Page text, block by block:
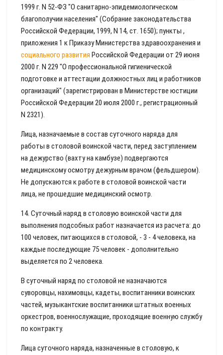
1999 г. N 52-ФЗ "О санитарно-эпидемиологическом
благополучии населения" (Собрание законодательства
Российской Федерации, 1999, N 14, ст. 1650); пункты ,
приложения 1 к Приказу Министерства здравоохранения и
социального развития Российской Федерации от 29 июня
2000 г. N 229 "О профессиональной гигиенической
подготовке и аттестации должностных лиц и работников
организаций" (зарегистрирован в Министерстве юстиции
Российской Федерации 20 июля 2000 г., регистрационный
N 2321).
Лица, назначаемые в состав суточного наряда для
работы в столовой воинской части, перед заступлением
на дежурство (вахту на камбузе) подвергаются
медицинскому осмотру дежурным врачом (фельдшером).
Не допускаются к работе в столовой воинской части
лица, не прошедшие медицинский осмотр.
14. Суточный наряд в столовую воинской части для
выполнения подсобных работ назначается из расчета: до
100 человек, питающихся в столовой, - 3 - 4 человека, на
каждые последующие 75 человек - дополнительно
выделяется по 2 человека.
В суточный наряд по столовой не назначаются
суворовцы, нахимовцы, кадеты, воспитанники воинских
частей, музыкантские воспитанники штатных военных
оркестров, военнослужащие, проходящие военную службу
по контракту.
Лица суточного наряда, назначенные в столовую, к